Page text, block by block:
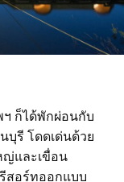
ฯ ก็ได้พักผ่อนกับ
บุรี โดดเด่นด้วย
ญ่และเขื่อน
สอร์ทออกแบบ